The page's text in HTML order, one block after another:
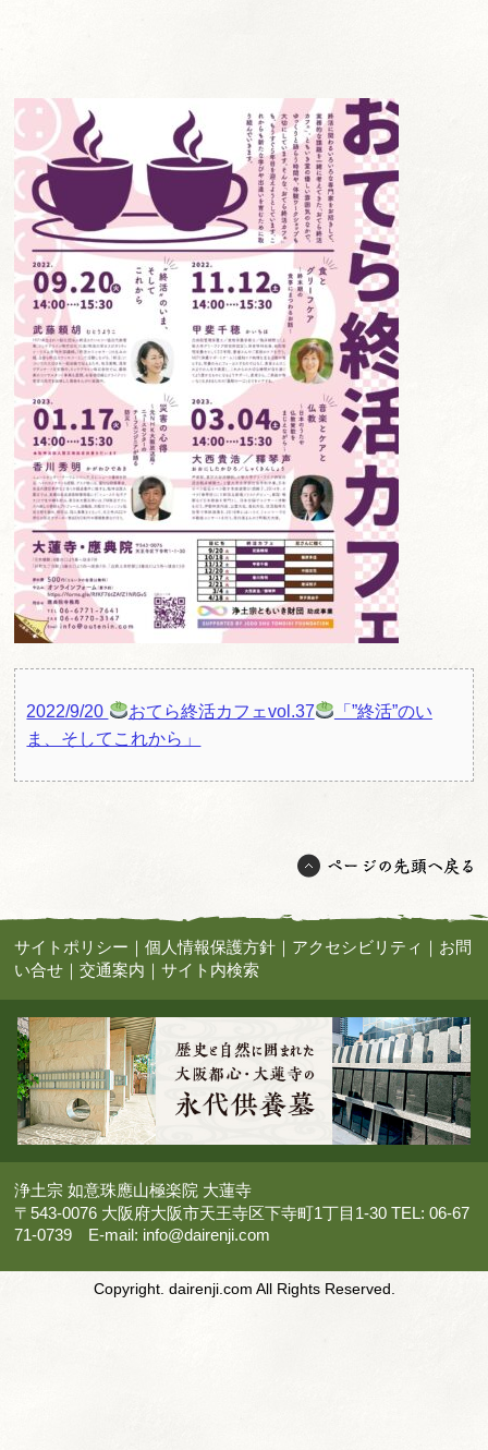
2022/9/20 おてら終活カフェvol.37
「”終活”のい
ま、そしてこれから」
サイトポリシー ｜個人情報保護方針 ｜ アクセシビリティ ｜ お問
い合せ ｜交通案内 ｜サイト内検索
浄土宗 如意珠應山極楽院 大蓮寺
〒543-0076 大阪府大阪市天王寺区下寺町1丁目1-30 TEL: 06-67
71-0739 E-mail: info@dairenji.com
Copyright. dairenji.com All Rights Reserved.